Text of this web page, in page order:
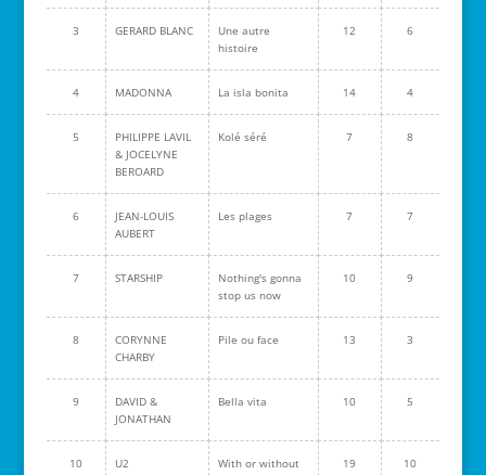
3 GERARD BLANC
Une autre
histoire
12 6
4 MADONNA La isla bonita 14 4
5
PHILIPPE LAVIL
& JOCELYNE
BEROARD
Kolé séré 7 8
6
JEAN-LOUIS
AUBERT
Les plages 7 7
7 STARSHIP
Nothing's gonna
stop us now
10 9
8
CORYNNE
CHARBY
Pile ou face 13 3
9
DAVID &
JONATHAN
Bella vita 10 5
10 U2
With or without
19 10